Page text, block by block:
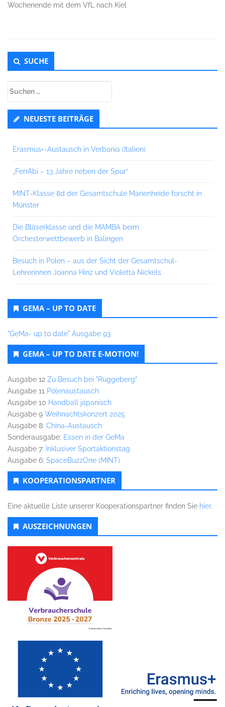
Wochenende mit dem VfL nach Kiel
Untergeordnet
Seitenleiste
SUCHE
NEUESTE BEITRÄGE
Erasmus+-Austausch in Verbania (Italien)
„FerrAbi – 13 Jahre neben der Spur“
MINT-Klasse 8d der Gesamtschule Marienheide forscht in
Münster
Die Bläserklasse und die MAMBA beim
Orchesterwettbewerb in Balingen
Besuch in Polen – aus der Sicht der Gesamtschul-
Lehrerinnen Joanna Hinz und Violetta Nickels
GEMA – UP TO DATE
"GeMa- up to date" Ausgabe 93
GEMA – UP TO DATE E-MOTION!
Ausgabe 12 Zu Besuch bei "Rüggeberg"
Ausgabe 11 Polenaustausch
Ausgabe 10 Handball japanisch
Ausgabe 9 Weihnachtskonzert 2025
Ausgabe 8: China-Austausch
Sonderausgabe: Essen in der GeMa
Ausgabe 7: Inklusiver Sportaktionstag
Ausgabe 6: SpaceBuzzOne (MINT)
KOOPERATIONSPARTNER
Eine aktuelle Liste unserer Kooperationspartner finden Sie hier.
AUSZEICHNUNGEN